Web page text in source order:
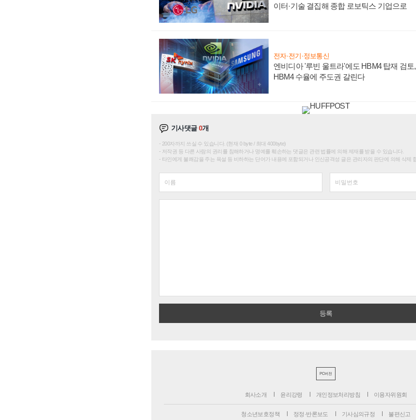
이터·기술 결집해 종합 로보틱스 기업으로
전자·전기·정보통신
엔비디아 '루빈 울트라'에도 HBM4 탑재 검
HBM4 수율에 주도권 갈린다
기사댓글0개
200자까지 쓰실 수 있습니다. (현재 0 byte / 최대 400byte)
저작권 등 다른 사람의 권리를 침해하거나 명예를 훼손하는 댓글은 관련 법률에 의해 제재를 받을 수 있습니다.
타인에게 불쾌감을 주는 욕설 등 비하하는 단어가 내용에 포함되거나 인신공격성 글은 관리자의 판단에 의해 삭제
PC버전
회사소개 윤리강령 개인정보처리방침 이용자위원회
청소년보호정책 정정·반론보도 기사심의규정 불편신고